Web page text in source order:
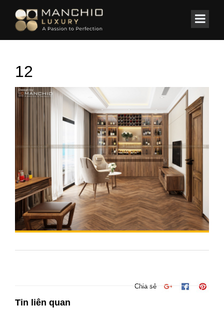
Home/BIỆT THỰ/ Biệt Thự Monaco ( Mr. Lục )
12
Chia sẻ
Tin liên quan